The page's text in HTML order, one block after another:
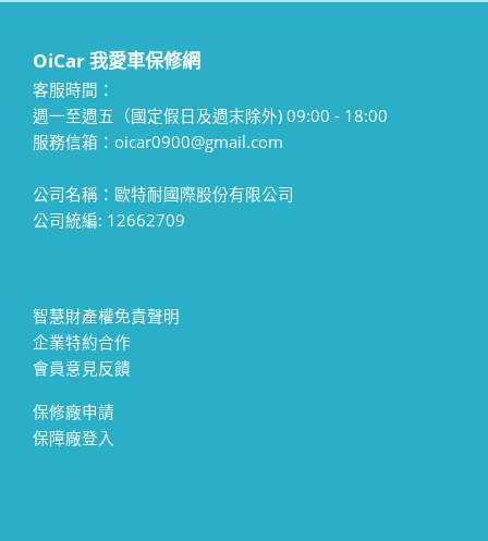
OiCar 我愛車保修網
客服時間：
週一至週五（國定假日及週末除外) 09:00 - 18:00
服務信箱：oicar0900@gmail.com
公司名稱：歐特耐國際股份有限公司
公司統編: 12662709
智慧財產權免責聲明
企業特約合作
會員意見反饋
保修廠申請
保障廠登入